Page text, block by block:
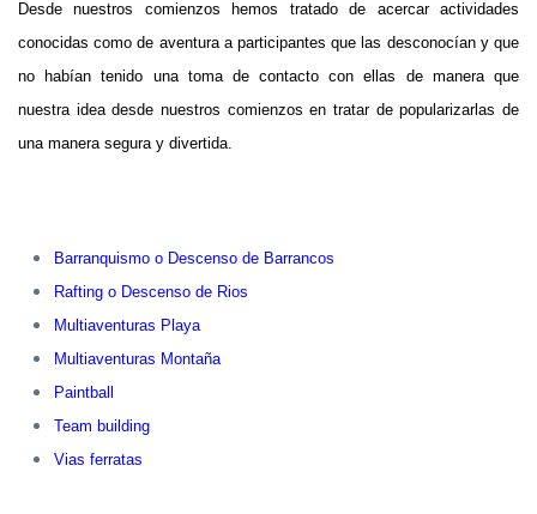
Desde nuestros comienzos hemos tratado de acercar actividades
conocidas como de aventura a participantes que las desconocían y que
no habían tenido una toma de contacto con ellas de manera que
nuestra idea desde nuestros comienzos en tratar de popularizarlas de
una manera segura y divertida.
Barranquismo o Descenso de Barrancos
Rafting o Descenso de Rios
Multiaventuras Playa
Multiaventuras Montaña
Paintball
Team building
Vias ferratas